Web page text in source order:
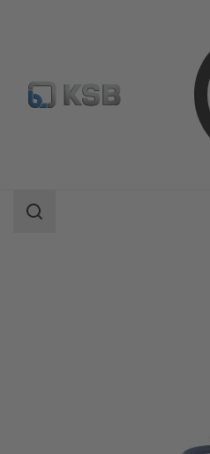
Katalog produktów
BOA-Control/ BOA‑Control IMS
Zakres